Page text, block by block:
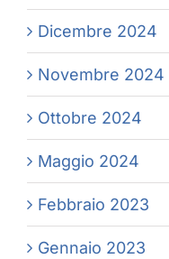
Dicembre 2024
Novembre 2024
Ottobre 2024
Maggio 2024
Febbraio 2023
Gennaio 2023